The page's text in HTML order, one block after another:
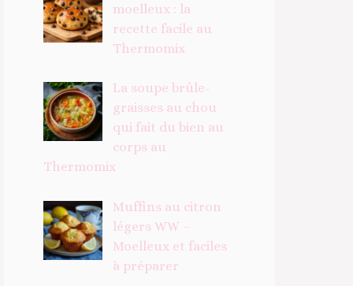
moelleux : la
recette facile au
Thermomix
La soupe brûle-
graisses au chou
qui fait du bien au
corps au
Thermomix
Muffins au citron
légers WW –
Moelleux et faciles
à préparer